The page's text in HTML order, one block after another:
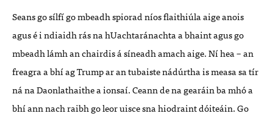
Seans go sílfí go mbeadh spiorad níos flaithiúla aige anois
agus é i ndiaidh rás na hUachtaránachta a bhaint agus go
mbeadh lámh an chairdis á síneadh amach aige. Ní hea – an
freagra a bhí ag Trump ar an tubaiste nádúrtha is measa sa tír
ná na Daonlathaithe a ionsaí. Ceann de na gearáin ba mhó a
bhí ann nach raibh go leor uisce sna hiodraint dóiteáin. Go